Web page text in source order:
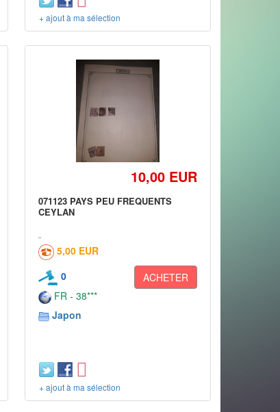
+ ajout à ma sélection
10,00 EUR
071123 PAYS PEU FREQUENTS
CEYLAN
5,00 EUR
0
ACHETER
FR - 38***
Japon
+ ajout à ma sélection